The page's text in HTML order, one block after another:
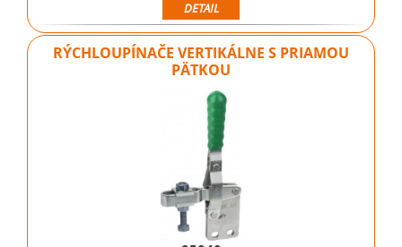
DETAIL
RÝCHLOUPÍNAČE VERTIKÁLNE S PRIAMOU
PÄTKOU